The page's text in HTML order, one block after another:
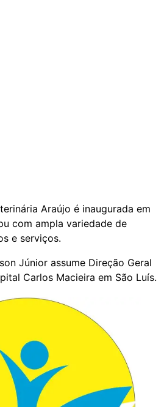
Araújo é inaugurada em
com ampla variedade de
e serviços.
Júnior assume Direção Geral
Carlos Macieira em São Luís.